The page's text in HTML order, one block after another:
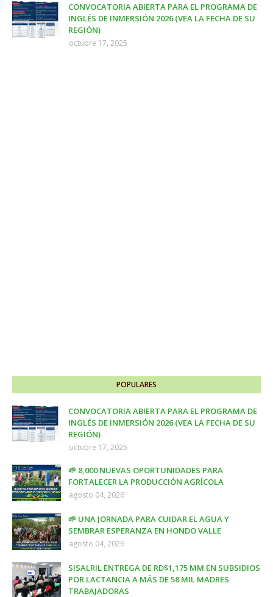
CONVOCATORIA ABIERTA PARA EL PROGRAMA DE
INGLÉS DE INMERSIÓN 2026 (VEA LA FECHA DE SU
REGIÓN)
octubre 17, 2025
POPULARES
CONVOCATORIA ABIERTA PARA EL PROGRAMA DE
INGLÉS DE INMERSIÓN 2026 (VEA LA FECHA DE SU
REGIÓN)
octubre 17, 2025
🌱 8,000 NUEVAS OPORTUNIDADES PARA
FORTALECER LA PRODUCCIÓN AGRÍCOLA
agosto 04, 2026
🌱 UNA JORNADA PARA CUIDAR EL AGUA Y
SEMBRAR ESPERANZA EN HONDO VALLE
agosto 04, 2026
SISALRIL ENTREGA DE RD$1,175 MM EN SUBSIDIOS
POR LACTANCIA A MÁS DE 58 MIL MADRES
TRABAJADORAS